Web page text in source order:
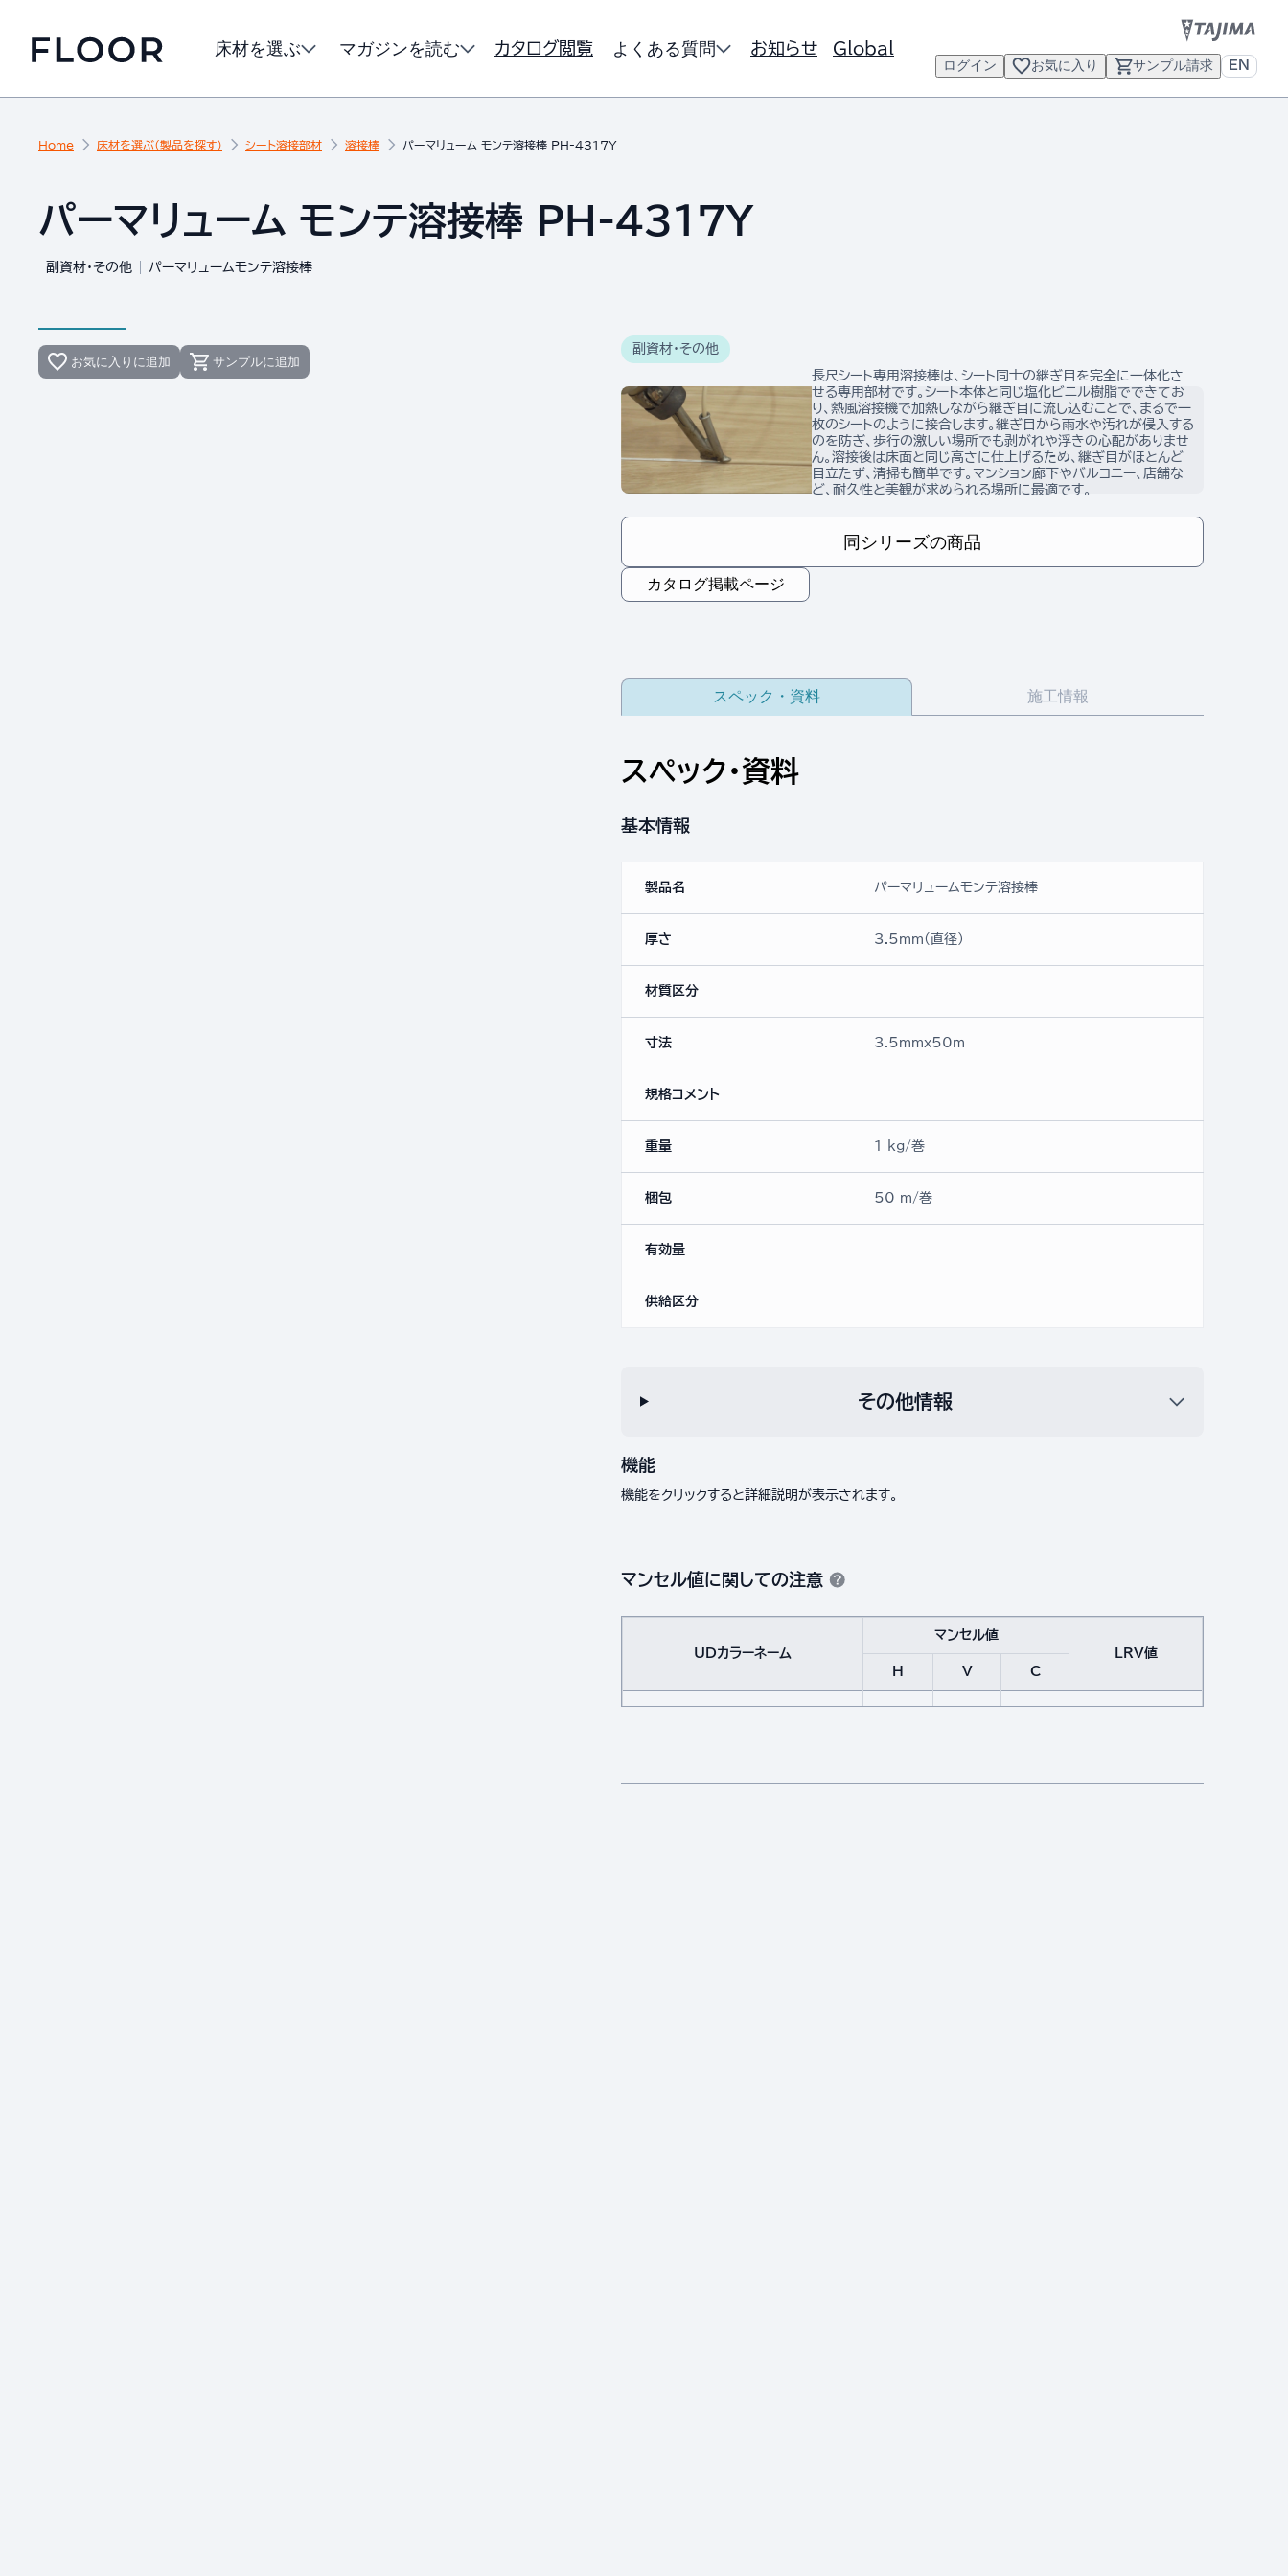
床材を選ぶ マガジンを読む カタログ閲覧 よくある質問 お知らせ Global
ログイン お気に入り サンプル請求 EN
Home 床材を選ぶ（製品を探す） シート溶接部材 溶接棒 パーマリューム モンテ溶接棒 PH-4317Y
パーマリューム モンテ溶接棒 PH-4317Y
副資材・その他 パーマリュームモンテ溶接棒
お気に入りに追加 サンプルに追加
副資材・その他
長尺シート専用溶接棒は、シート同士の継ぎ目を完全に一体化さ
せる専用部材です。シート本体と同じ塩化ビニル樹脂でできてお
り、熱風溶接機で加熱しながら継ぎ目に流し込むことで、まるで一
枚のシートのように接合します。継ぎ目から雨水や汚れが侵入する
のを防ぎ、歩行の激しい場所でも剥がれや浮きの心配がありませ
ん。溶接後は床面と同じ高さに仕上げるため、継ぎ目がほとんど
目立たず、清掃も簡単です。マンション廊下やバルコニー、店舗な
ど、耐久性と美観が求められる場所に最適です。
同シリーズの商品
カタログ掲載ページ
スペック・資料 施工情報
スペック・資料
基本情報
製品名 パーマリュームモンテ溶接棒
厚さ 3.5mm(直径)
材質区分
寸法 3.5mmx50ｍ
規格コメント
重量 1 kg/巻
梱包 50 m/巻
有効量
供給区分
その他情報
機能
機能をクリックすると詳細説明が表示されます。
マンセル値に関しての注意
UDカラーネーム
マンセル値
LRV値
H
V C